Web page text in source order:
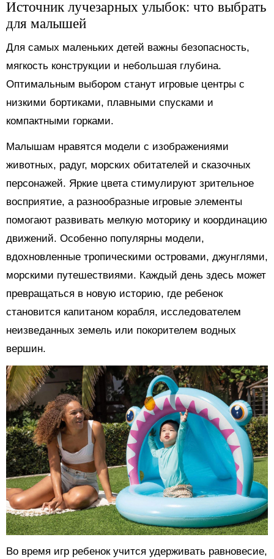
Источник лучезарных улыбок: что выбрать
для малышей
Для самых маленьких детей важны безопасность,
мягкость конструкции и небольшая глубина.
Оптимальным выбором станут игровые центры с
низкими бортиками, плавными спусками и
компактными горками.
Малышам нравятся модели с изображениями
животных, радуг, морских обитателей и сказочных
персонажей. Яркие цвета стимулируют зрительное
восприятие, а разнообразные игровые элементы
помогают развивать мелкую моторику и координацию
движений. Особенно популярны модели,
вдохновленные тропическими островами, джунглями,
морскими путешествиями. Каждый день здесь может
превращаться в новую историю, где ребенок
становится капитаном корабля, исследователем
неизведанных земель или покорителем водных
вершин.
Во время игр ребенок учится удерживать равновесие,